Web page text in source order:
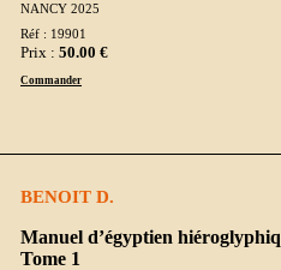
NANCY 2025
Réf : 19901
Prix : 50.00 €
Commander
BENOIT D.
Manuel d’égyptien
Tome 1